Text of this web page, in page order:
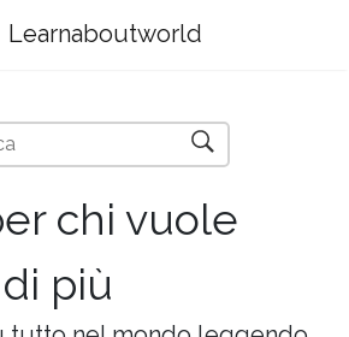
Learnaboutworld
chi vuole
più